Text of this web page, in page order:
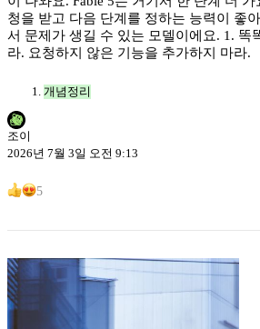
청을 받고 다음 단계를 정하는 능력이 좋
서 문제가 생길 수 있는 모델이에요. 1.
라. 요청하지 않은 기능을 추가하지 마라.
개념정리
조이
2026년 7월 3일 오전 9:13
5